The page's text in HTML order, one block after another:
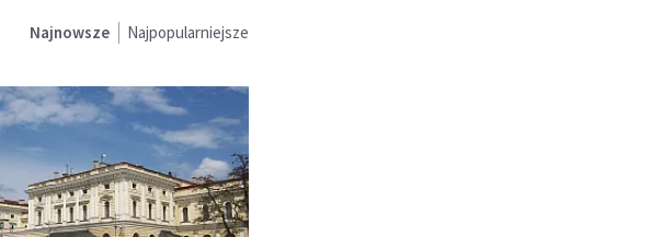
Najnowsze Najpopularniejsze